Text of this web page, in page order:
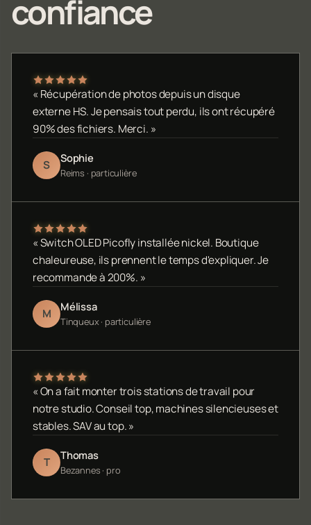
confiance
« Récupération de photos depuis un disque
externe HS. Je pensais tout perdu, ils ont récupéré
90% des fichiers. Merci. »
S Sophie
Reims · particulière
« Switch OLED Picofly installée nickel. Boutique
chaleureuse, ils prennent le temps d'expliquer. Je
recommande à 200%. »
M Mélissa
Tinqueux · particulière
« On a fait monter trois stations de travail pour
notre studio. Conseil top, machines silencieuses et
stables. SAV au top. »
T Thomas
Bezannes · pro